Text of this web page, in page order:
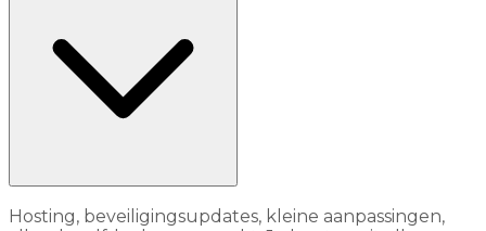
Hosting, beveiligingsupdates, kleine aanpassingen,